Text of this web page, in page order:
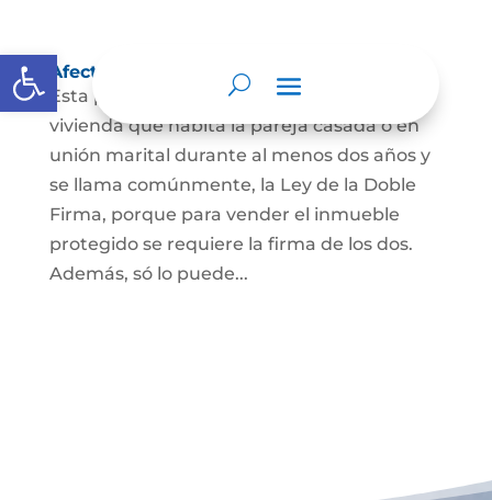
Abrir barra de herramientas
Afectación a Vivienda familiar
Esta protección la ordena la ley sobre la
vivienda que habita la pareja casada o en
unión marital durante al menos dos años y
se llama comúnmente, la Ley de la Doble
Firma, porque para vender el inmueble
protegido se requiere la firma de los dos.
Además, só lo puede...